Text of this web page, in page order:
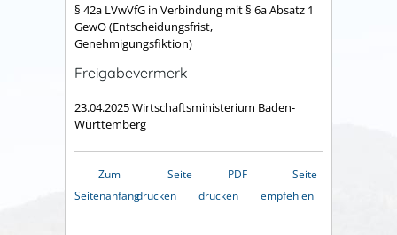
§ 42a LVwVfG in Verbindung mit § 6a Absatz 1
GewO (Entscheidungsfrist,
Genehmigungsfiktion)
Freigabevermerk
23.04.2025 Wirtschaftsministerium Baden-
Württemberg
Zum
Seitenanfang
Seite
drucken
PDF
drucken
Seite
empfehlen